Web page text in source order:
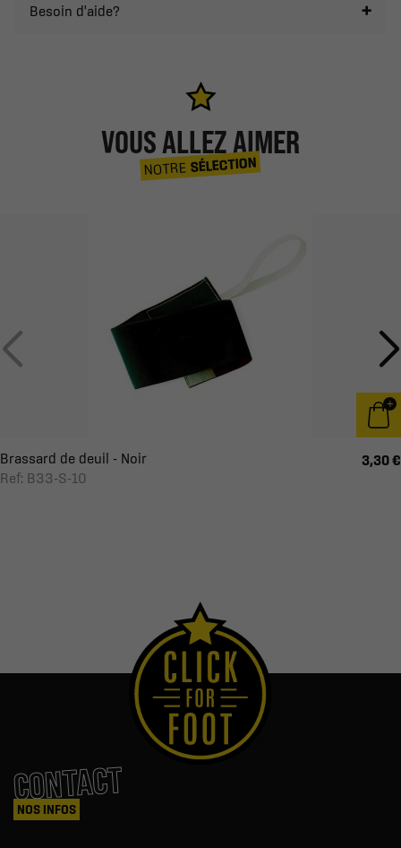
Besoin d'aide?
VOUS ALLEZ AIMER
NOTRESÉLECTION
Brassard de deuil - Noir
Ref: B33-S-10
3,30 €
CONTACT
NOS INFOS